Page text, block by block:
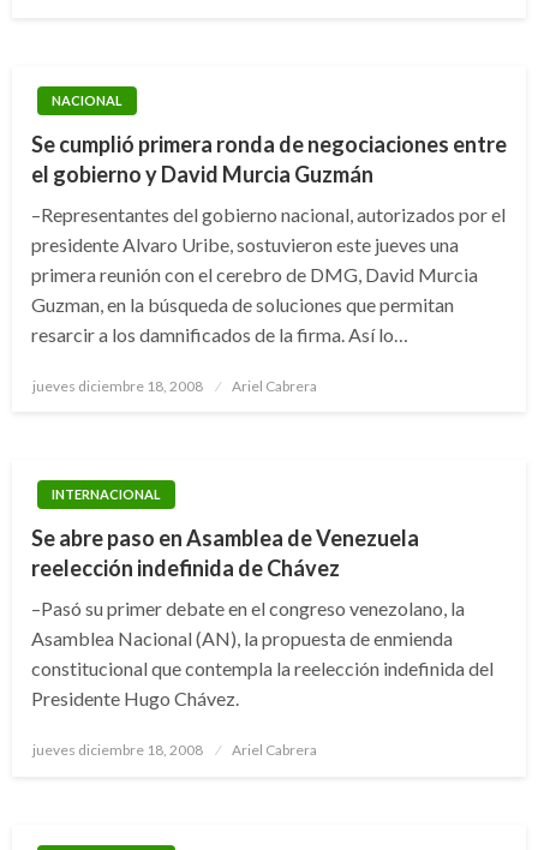
NACIONAL
Se cumplió primera ronda de negociaciones entre
el gobierno y David Murcia Guzmán
–Representantes del gobierno nacional, autorizados por el
presidente Alvaro Uribe, sostuvieron este jueves una
primera reunión con el cerebro de DMG, David Murcia
Guzman, en la búsqueda de soluciones que permitan
resarcir a los damnificados de la firma. Así lo…
Publicado
jueves diciembre 18, 2008 Ariel Cabrera
INTERNACIONAL
Se abre paso en Asamblea de Venezuela
reelección indefinida de Chávez
–Pasó su primer debate en el congreso venezolano, la
Asamblea Nacional (AN), la propuesta de enmienda
constitucional que contempla la reelección indefinida del
Presidente Hugo Chávez.
Publicado
jueves diciembre 18, 2008 Ariel Cabrera